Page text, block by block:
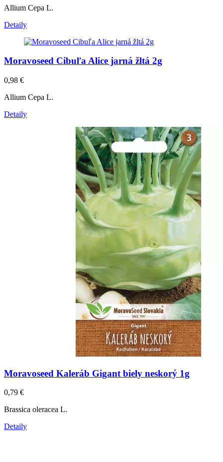
Allium Cepa L.
Detaily
Moravoseed Cibuľa Alice jarná žltá 2g
0,98 €
Allium Cepa L.
Detaily
Moravoseed Kaleráb Gigant biely neskorý 1g
0,79 €
Brassica oleracea L.
Detaily